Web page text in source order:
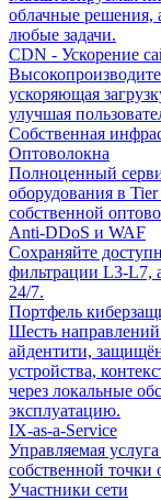
облачные
любые задачи.
CDN - Ускорение
ускоряющая
улучшая
Собственная
Оптоволокна
Полноценный
оборудования в
собственной
Anti-DDoS и WAF
Сохраняйте
фильтрации L3-L7,
24/7.
Портфель
Шесть
айдентити,
устройства,
через локальные
эксплуатацию.
IX-as-a-Service
Управляемая
собственной
Участники сети